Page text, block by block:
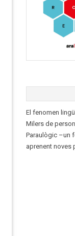
El fenomen
Milers de
Paraulògic –un
aprenent noves